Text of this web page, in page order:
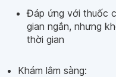
Đáp ứng với thuốc
gian ngắn, nhưng
thời gian
Khám lâm sàng: